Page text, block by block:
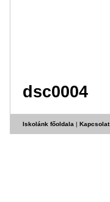
dsc0004
Iskolánk főoldala | Kapcsolat